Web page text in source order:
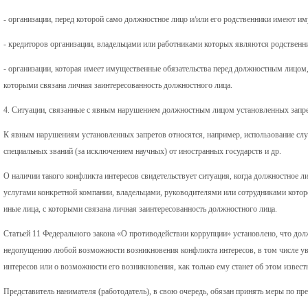
- организации, перед которой само должностное лицо и/или его родственники имеют
- кредиторов организации, владельцами или работниками которых являются
- организации, которая имеет имущественные обязательства перед должностным
которыми связана личная заинтересованность должностного лица.
4. Ситуации, связанные с явным нарушением должностным лицом установленных
К явным нарушениям установленных запретов относятся, например, использование
специальных званий (за исключением научных) от иностранных государств и др.
О наличии такого конфликта интересов свидетельствует ситуация, когда должностное
услугами конкретной компании, владельцами, руководителями или сотрудниками
иные лица, с которыми связана личная заинтересованность должностного лица.
Статьей 11 Федерального закона «О противодействии коррупции» установлено, что
недопущению любой возможности возникновения конфликта интересов, в том числе
интересов или о возможности его возникновения, как только ему станет об этом
Представитель нанимателя (работодатель), в свою очередь, обязан принять меры по